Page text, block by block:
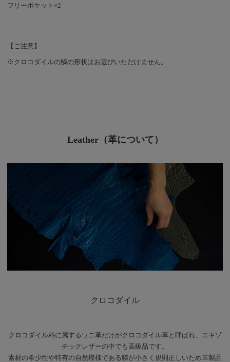
（ふ）」の出方によって
会の出会いを楽しむのは
の柄をじっくり選んでい
ショップでは完売です
の各店に１点ずつ在庫が
っておりますので、お電
話やSNSからぜひお気軽
にお問い合わせくださ
フリーポケット×2
【ご注意】
※クロコダイルの鱗の形状はお選びいただけません。
Leather（革について）
クロコダイル
クロコダイル科に属するワニ革だけがクロコダイル革と呼ばれ、エキゾ
チックレザーの中でも高級品です。
素材の希少性や特有の自然模様である鱗が小さく規則正しいため革製品